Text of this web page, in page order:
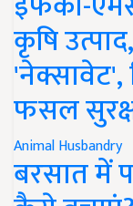
कृषि
'नेक्सावेट',
फसल
Animal Husbandry
बरसात में